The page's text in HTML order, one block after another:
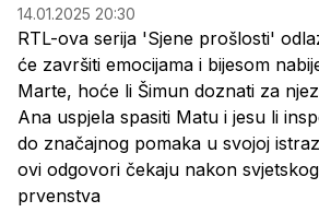
14.01.2025 20:30
RTL-ova serija 'Sjene prošlosti'
će završiti emocijama i bijesom
Marte, hoće li Šimun doznati za
Ana uspjela spasiti Matu i jesu li
do značajnog pomaka u svojoj
ovi odgovori čekaju nakon
prvenstva